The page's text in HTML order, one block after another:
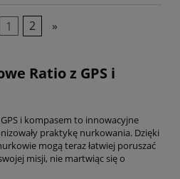
1 2 »
Ratio z GPS i
i kompasem to innowacyjne
praktykę nurkowania. Dzięki
mogą teraz łatwiej poruszać
misji, nie martwiąc się o